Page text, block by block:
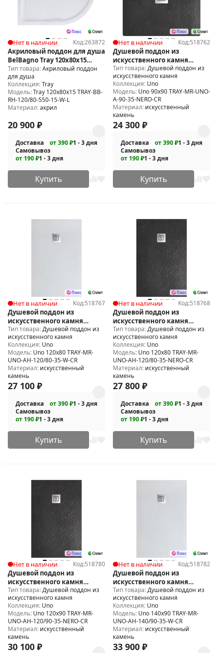
Нет в наличии Код:263872
Акриловый поддон для душа
BelBagno Tray 120x80x15
TRAY-BB-RH-120/80-550-15-W-L
Тип товара:Акриловый поддон
для душа
Коллекция:Tray
Модель:Tray 120x80x15 TRAY-BB-
RH-120/80-550-15-W-L
Материал:акрил
20 900 ₽
Доставка от 390 ₽1 - 3 дня
Самовывоз
от 190 ₽1 - 3 дня
Купить
Нет в наличии Код:518762
Душевой поддон из
искусственного камня
BelBagno Uno 90x90 TRAY-MR-
UNO-A-90-35-NERO-CR
Тип товара:Душевой поддон из
искусственного камня
Коллекция: Uno
Модель: Uno 90x90 TRAY-MR-UNO-
A-90-35-NERO-CR
Материал: искусственный
камень
24 300 ₽
Доставка от 390 ₽1 - 3 дня
Самовывоз
от 190 ₽1 - 3 дня
Купить
Нет в наличии Код:518767
Душевой поддон из
искусственного камня
BelBagno Uno 120x80 TRAY-
MR-UNO-AH-120/80-35-W-CR
Тип товара:Душевой поддон из
искусственного камня
Коллекция: Uno
Модель: Uno 120x80 TRAY-MR-
UNO-AH-120/80-35-W-CR
Материал: искусственный
камень
27 100 ₽
Доставка от 390 ₽1 - 3 дня
Самовывоз
от 190 ₽1 - 3 дня
Купить
Нет в наличии Код:518768
Душевой поддон из
искусственного камня
BelBagno Uno 120x80 TRAY-
MR-UNO-AH-120/80-35-NERO-
CR
Тип товара:Душевой поддон из
искусственного камня
Коллекция: Uno
Модель: Uno 120x80 TRAY-MR-
UNO-AH-120/80-35-NERO-CR
Материал: искусственный
камень
27 800 ₽
Доставка от 390 ₽1 - 3 дня
Самовывоз
от 190 ₽1 - 3 дня
Купить
Нет в наличии Код:518780
Душевой поддон из
искусственного камня
BelBagno Uno 120x90 TRAY-
MR-UNO-AH-120/90-35-NERO-
CR
Тип товара:Душевой поддон из
искусственного камня
Коллекция: Uno
Модель: Uno 120x90 TRAY-MR-
UNO-AH-120/90-35-NERO-CR
Материал: искусственный
камень
30 100 ₽
Нет в наличии Код:518782
Душевой поддон из
искусственного камня
BelBagno Uno 140x90 TRAY-
MR-UNO-AH-140/90-35-W-CR
Тип товара:Душевой поддон из
искусственного камня
Коллекция: Uno
Модель: Uno 140x90 TRAY-MR-
UNO-AH-140/90-35-W-CR
Материал: искусственный
камень
33 900 ₽